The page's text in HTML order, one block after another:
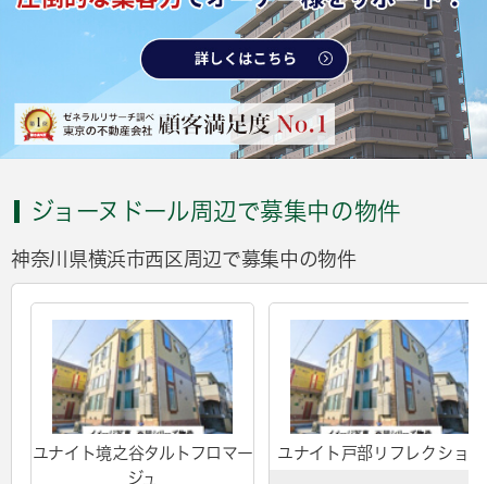
ジョーヌドール周辺で募集中の物件
神奈川県横浜市西区周辺で募集中の物件
ユナイト境之谷タルトフロマー
ジュ
ユナイト戸部リフレクション